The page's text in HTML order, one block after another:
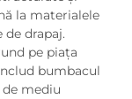
la materialele
de drapaj.
pe piața
bumbacul
mediu